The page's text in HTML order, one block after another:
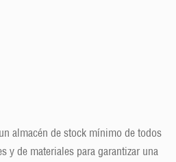
almacén de stock mínimo de todos
y de materiales para garantizar una